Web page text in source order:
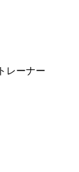
レーナー